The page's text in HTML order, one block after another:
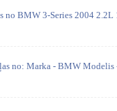
no BMW 3-Series 2004
no: Marka - BMW Modelis